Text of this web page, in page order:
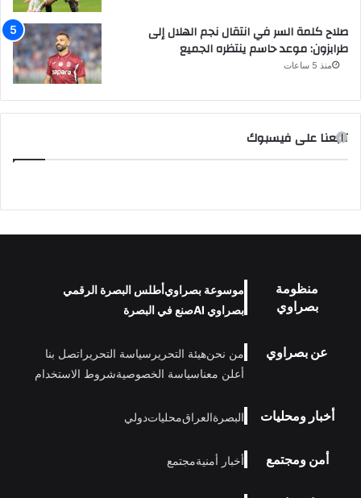
صلاح كلمة السر في انتقال نجم الهلال إلى
طرابزون: موعد حاسم ينتظره الجميع
منذ 5 ساعات
تابعنا على فيسبوك
منظومة
بصراوي
موسوعة بصراويأطلس البصرة الرقمي
بصراوي AI
صنع في البصرة
عن بصراوي من نحنهيئة التحرير سياسة التحرير اتصل بنا
أعلن معناسياسة الخصوصيةشروط الاستخدام
أخبار ومحليات البصرةالعراقمحلياتدولي
أمن ومجتمع أخبار أمنيةمجتمع